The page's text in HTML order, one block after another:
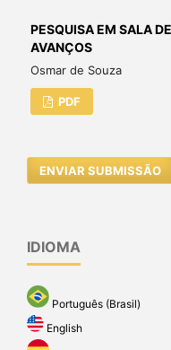
PESQUISA EM SALA
AVANÇOS
Osmar de Souza
PDF
ENVIAR SUBMISSÃO
IDIOMA
Português (Brasil)
English